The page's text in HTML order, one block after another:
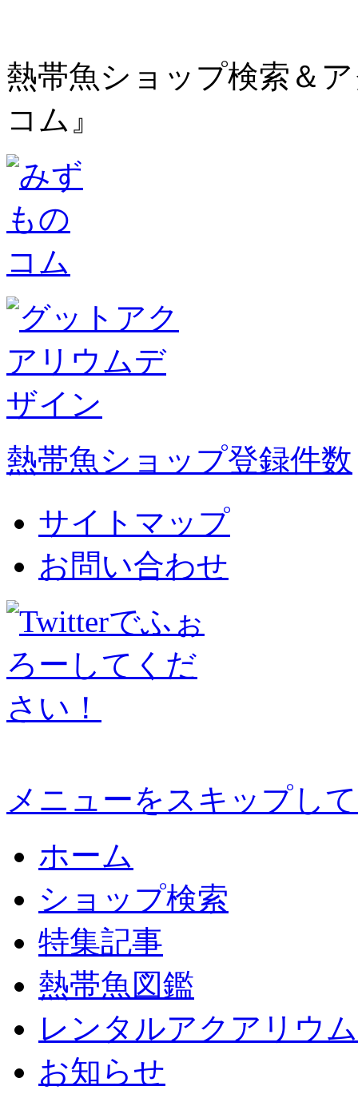
熱帯魚ショップ検索＆
コム』
熱帯魚ショップ登録件数
サイトマップ
お問い合わせ
メニューをスキップし
ホーム
ショップ検索
特集記事
熱帯魚図鑑
レンタルアクアリウム
お知らせ